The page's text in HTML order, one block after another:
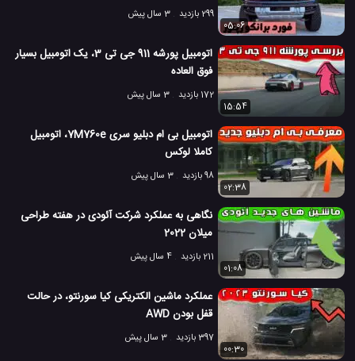
299 بازدید
3 سال پیش
05:06
اتومبیل پورشه 911 جی تی 3، یک اتومبیل بسیار
فوق العاده
172 بازدید
3 سال پیش
15:54
اتومبیل بی ام دبلیو سری 7M760e، اتومبیل
کاملا لوکس
98 بازدید
3 سال پیش
02:38
نگاهی به عملکرد شرکت آئودی در هفته طراحی
میلان 2022
211 بازدید
4 سال پیش
01:08
عملکرد ماشین الکتریکی کیا سورنتو، در حالت
قفل بودن AWD
397 بازدید
3 سال پیش
00:30